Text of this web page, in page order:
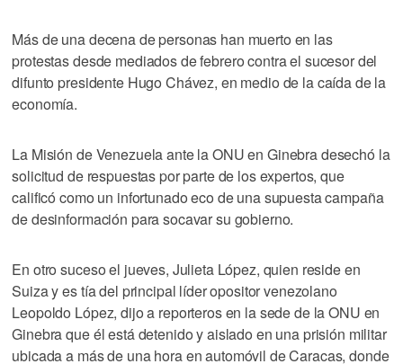
Más de una decena de personas han muerto en las
protestas desde mediados de febrero contra el sucesor del
difunto presidente Hugo Chávez, en medio de la caída de la
economía.
La Misión de Venezuela ante la ONU en Ginebra desechó la
solicitud de respuestas por parte de los expertos, que
calificó como un infortunado eco de una supuesta campaña
de desinformación para socavar su gobierno.
En otro suceso el jueves, Julieta López, quien reside en
Suiza y es tía del principal líder opositor venezolano
Leopoldo López, dijo a reporteros en la sede de la ONU en
Ginebra que él está detenido y aislado en una prisión militar
ubicada a más de una hora en automóvil de Caracas, donde